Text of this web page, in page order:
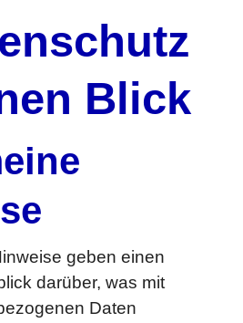
Blick
geben einen
darüber, was mit
Daten